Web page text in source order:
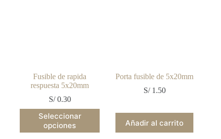
Fusible de rapida
respuesta 5x20mm
S/0.30
Seleccionar
opciones
Este
producto
tiene
Porta fusible de 5x20mm
S/1.50
Añadir al carrito